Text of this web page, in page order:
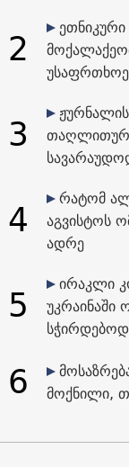
2
3
თაღლითურ
4
რატომ
აგვისტოს
ადრე
5
ირაკლი
უკრაინაში
6
მოქნილი,